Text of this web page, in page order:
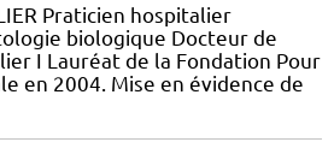
Praticien hospitalier
biologique Docteur de
I Lauréat de la Fondation Pour
en 2004. Mise en évidence de